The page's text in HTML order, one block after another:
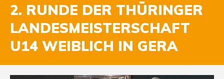
2. RUNDE DER THÜRINGER
LANDESMEISTERSCHAFT
U14 WEIBLICH IN GERA